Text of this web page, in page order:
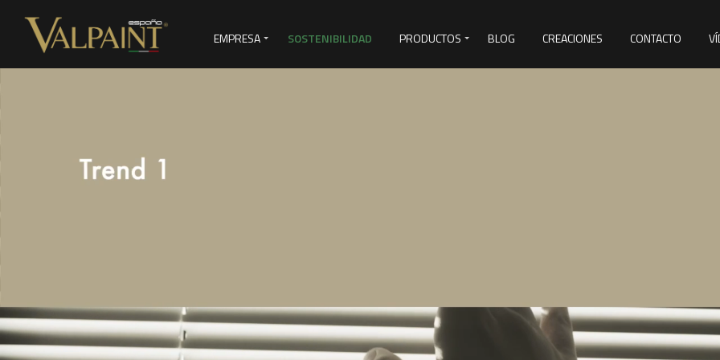
EMPRESA SOSTENIBILIDAD PRODUCTOS BLOG CREACIONES CONTACTO